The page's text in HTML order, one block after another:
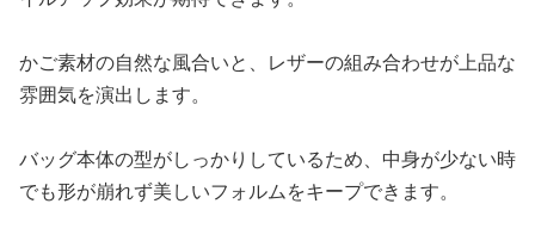
かご素材の自然な風合いと、レザーの組み合わせが上品な
雰囲気を演出します。
バッグ本体の型がしっかりしているため、中身が少ない時
でも形が崩れず美しいフォルムをキープできます。